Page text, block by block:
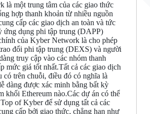
là một trung tâm của các giao thức
hợp thanh khoản từ nhiều nguồn
cấp các giao dịch an toàn và tức
ứng dụng phi tập trung (DAPP)
của Kyber Network là cho phép
đổi phi tập trung (DEXS) và người
truy cập vào các nhóm thanh
mức giá tốt nhất.Tất cả các giao dịch
có trên chuỗi, điều đó có nghĩa là
dàng được xác minh bằng bất kỳ
khối Ethereum nào.Các dự án có thể
of Kyber để sử dụng tất cả các
cấp bởi giao thức, chẳng hạn như